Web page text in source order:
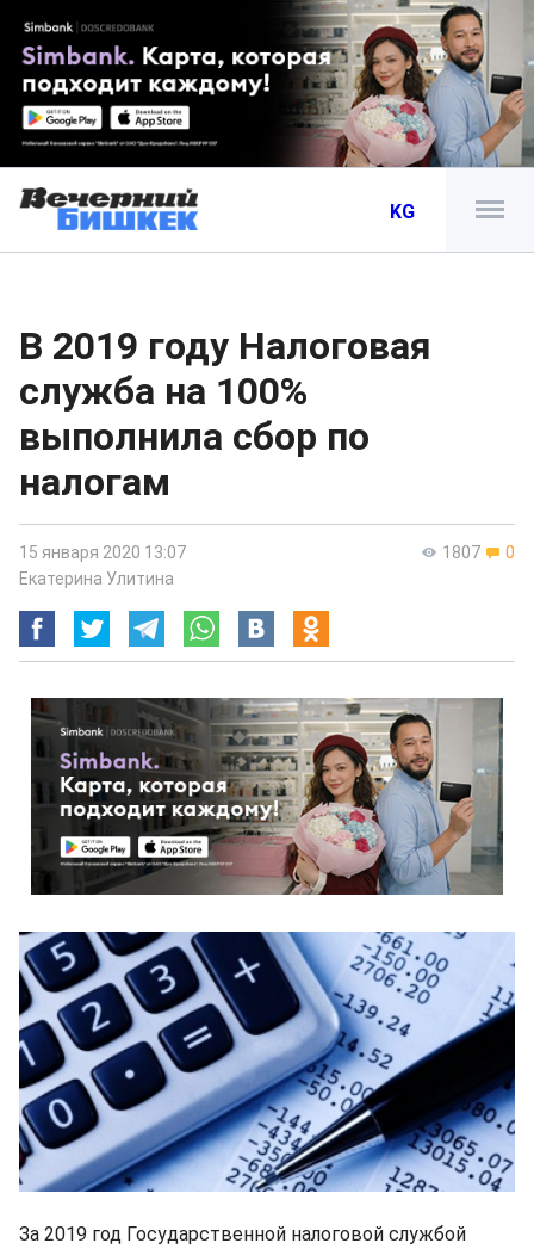
KG
В 2019 году Налоговая
служба на 100%
выполнила сбор по
налогам
1807 0
15 января 2020 13:07
Екатерина Улитина
За 2019 год Государственной налоговой службой